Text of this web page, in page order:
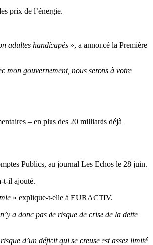
prix de l’énergie.
adultes handicapés », a annoncé la Première
mon gouvernement, nous serons à votre
– en plus des 20 milliards déjà
Publics, au journal Les Echos le 28 juin.
t-il ajouté.
» explique-t-elle à EURACTIV.
a donc pas de risque de crise de la dette
d’un déficit qui se creuse est assez limité